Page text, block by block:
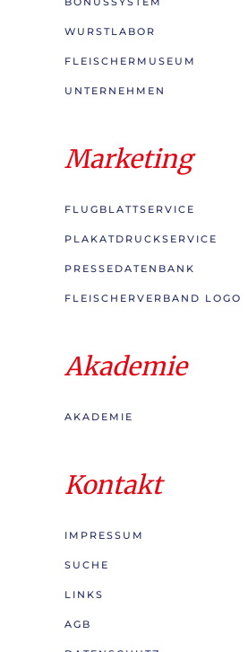
WURSTLABOR
FLEISCHERMUSEUM
UNTERNEHMEN
Marketing
FLUGBLATTSERVICE
PLAKATDRUCKSERVICE
PRESSEDATENBANK
FLEISCHERVERBAND LOGO
Akademie
AKADEMIE
Kontakt
IMPRESSUM
SUCHE
LINKS
AGB